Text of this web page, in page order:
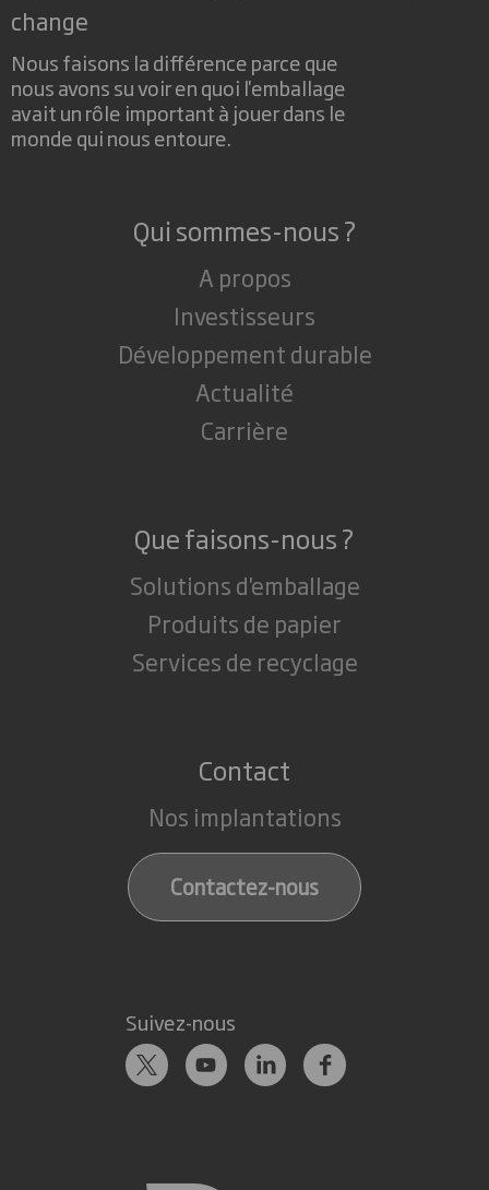
change
Nous faisons la différence parce que
nous avons su voir en quoi l'emballage
avait un rôle important à jouer dans le
monde qui nous entoure.
Qui sommes-nous ?
A propos
Investisseurs
Développement durable
Actualité
Carrière
Que faisons-nous ?
Solutions d'emballage
Produits de papier
Services de recyclage
Contact
Nos implantations
Contactez-nous
Suivez-nous